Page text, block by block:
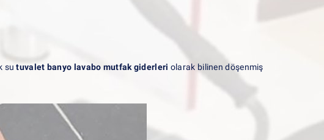
sutuvalet banyo lavabo mutfak giderleri olarak bilinen döşenmiş